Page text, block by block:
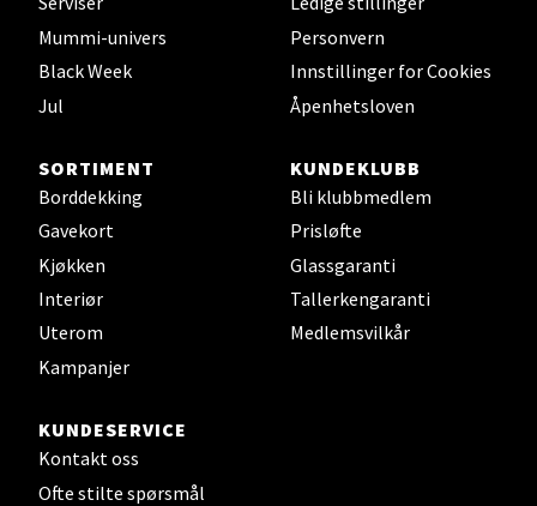
Mummi-univers
Black Week
Jul
Personvern
Innstillinger for Cookies
Åpenhetsloven
SORTIMENT
Borddekking
Gavekort
Kjøkken
Interiør
Uterom
Kampanjer
KUNDEKLUBB
Bli klubbmedlem
Prisløfte
Glassgaranti
Tallerkengaranti
Medlemsvilkår
KUNDESERVICE
Kontakt oss
Ofte stilte spørsmål
Åpent i dag 10-17
Velg
Vitaminveien 7 - 9, 0485 Oslo
Åpent i dag 10-21